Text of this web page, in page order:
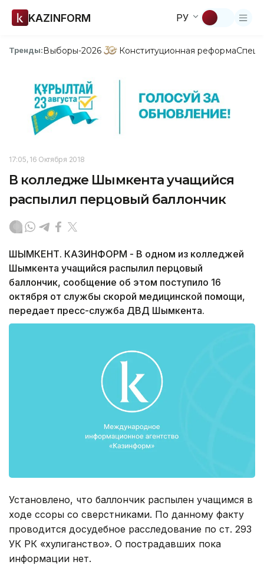
KAZINFORM РУ
Тренды:Выборы-2026 Конституционная реформа
17:05, 16 Октября 2018
В колледже Шымкента учащийся
распылил перцовый баллончик
ШЫМКЕНТ. КАЗИНФОРМ - В одном из колледжей
Шымкента учащийся распылил перцовый
баллончик, сообщение об этом поступило 16
октября от службы скорой медицинской помощи,
передает пресс-служба ДВД Шымкента.
Установлено, что баллончик распылен учащимся в
ходе ссоры со сверстниками. По данному факту
проводится досудебное расследование по ст. 293
УК РК «хулиганство». О пострадавших пока
информации нет.